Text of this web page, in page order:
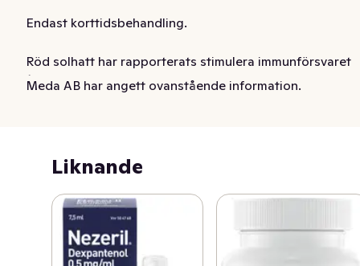
Endast korttidsbehandling.
Röd solhatt har rapporterats stimulera immunförsvaret
(makrofagernas fagocytos och aktiviteten hos NK-
personer med förkylningssymtom bröt förkylningen ut
mindre ofta hos dem som fick Echinagard droppar
jämfört med de personer som enbart fick overksamma
droppar. Förkylningen förkortades med i medeltal 4
Växtbaserat läkemedel för kortvarig profylax och
Meda AB har angett ovanstående information.
Liknande